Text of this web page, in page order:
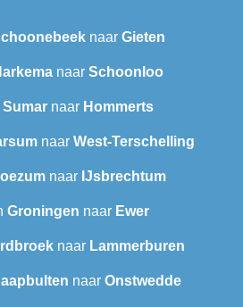
naar Gieten
naar Schoonloo
Sumarnaar Hommerts
naar West-Terschelling
naar IJsbrechtum
Groningen naar Ewer
naar Lammerburen
naar Onstwedde